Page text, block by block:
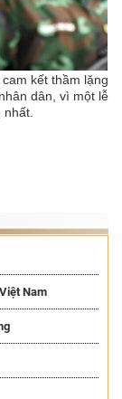
kết thầm lặng
dân, vì một lễ
Nam